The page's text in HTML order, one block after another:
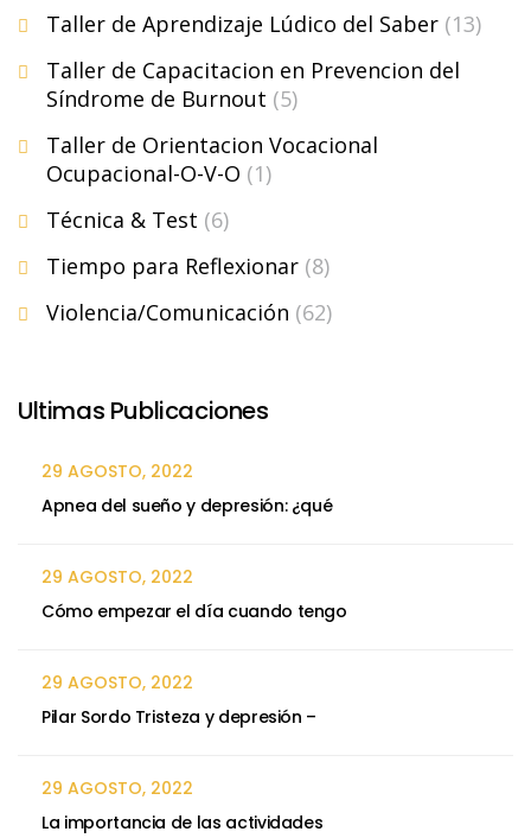
Taller de Aprendizaje Lúdico del Saber (13)
Taller de Capacitacion en Prevencion del
Síndrome de Burnout (5)
Taller de Orientacion Vocacional
Ocupacional-O-V-O (1)
Técnica & Test (6)
Tiempo para Reflexionar (8)
Violencia/Comunicación (62)
Ultimas Publicaciones
29 AGOSTO, 2022
Apnea del sueño y depresión: ¿qué
29 AGOSTO, 2022
Cómo empezar el día cuando tengo
29 AGOSTO, 2022
Pilar Sordo Tristeza y depresión –
29 AGOSTO, 2022
La importancia de las actividades